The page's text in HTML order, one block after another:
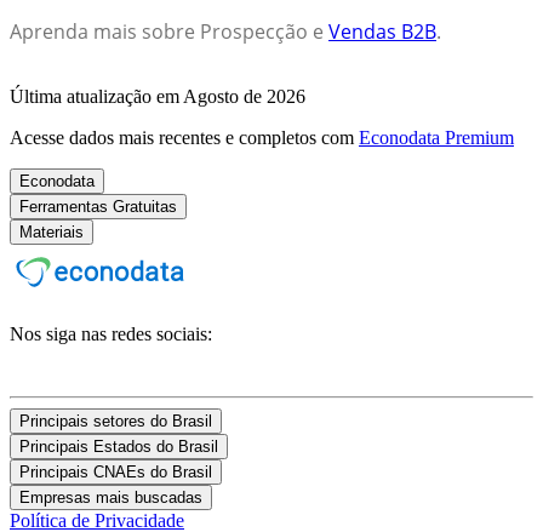
Aprenda mais sobre Prospecção e Vendas B2B.
Última atualização em Agosto de 2026
Acesse dados mais recentes e completos com Econodata Premium
Econodata
Ferramentas Gratuitas
Materiais
Nos siga nas redes sociais:
Principais setores do Brasil
Principais Estados do Brasil
Principais CNAEs do Brasil
Empresas mais buscadas
Política de Privacidade